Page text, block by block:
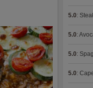
5.0:
5.0:
5.0:
5.0: